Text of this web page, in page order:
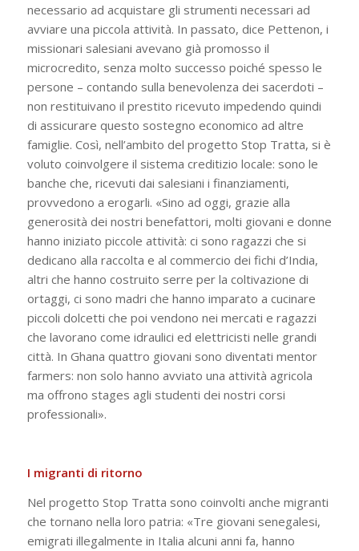
necessario ad acquistare gli strumenti necessari ad
avviare una piccola attività. In passato, dice Pettenon, i
missionari salesiani avevano già promosso il
microcredito, senza molto successo poiché spesso le
persone – contando sulla benevolenza dei sacerdoti –
non restituivano il prestito ricevuto impedendo quindi
di assicurare questo sostegno economico ad altre
famiglie. Così, nell’ambito del progetto Stop Tratta, si è
voluto coinvolgere il sistema creditizio locale: sono le
banche che, ricevuti dai salesiani i finanziamenti,
provvedono a erogarli. «Sino ad oggi, grazie alla
generosità dei nostri benefattori, molti giovani e donne
hanno iniziato piccole attività: ci sono ragazzi che si
dedicano alla raccolta e al commercio dei fichi d’India,
altri che hanno costruito serre per la coltivazione di
ortaggi, ci sono madri che hanno imparato a cucinare
piccoli dolcetti che poi vendono nei mercati e ragazzi
che lavorano come idraulici ed elettricisti nelle grandi
città. In Ghana quattro giovani sono diventati mentor
farmers: non solo hanno avviato una attività agricola
ma offrono stages agli studenti dei nostri corsi
professionali».
I migranti di ritorno
Nel progetto Stop Tratta sono coinvolti anche migranti
che tornano nella loro patria: «Tre giovani senegalesi,
emigrati illegalmente in Italia alcuni anni fa, hanno